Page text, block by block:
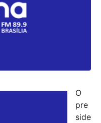
O
pre
side